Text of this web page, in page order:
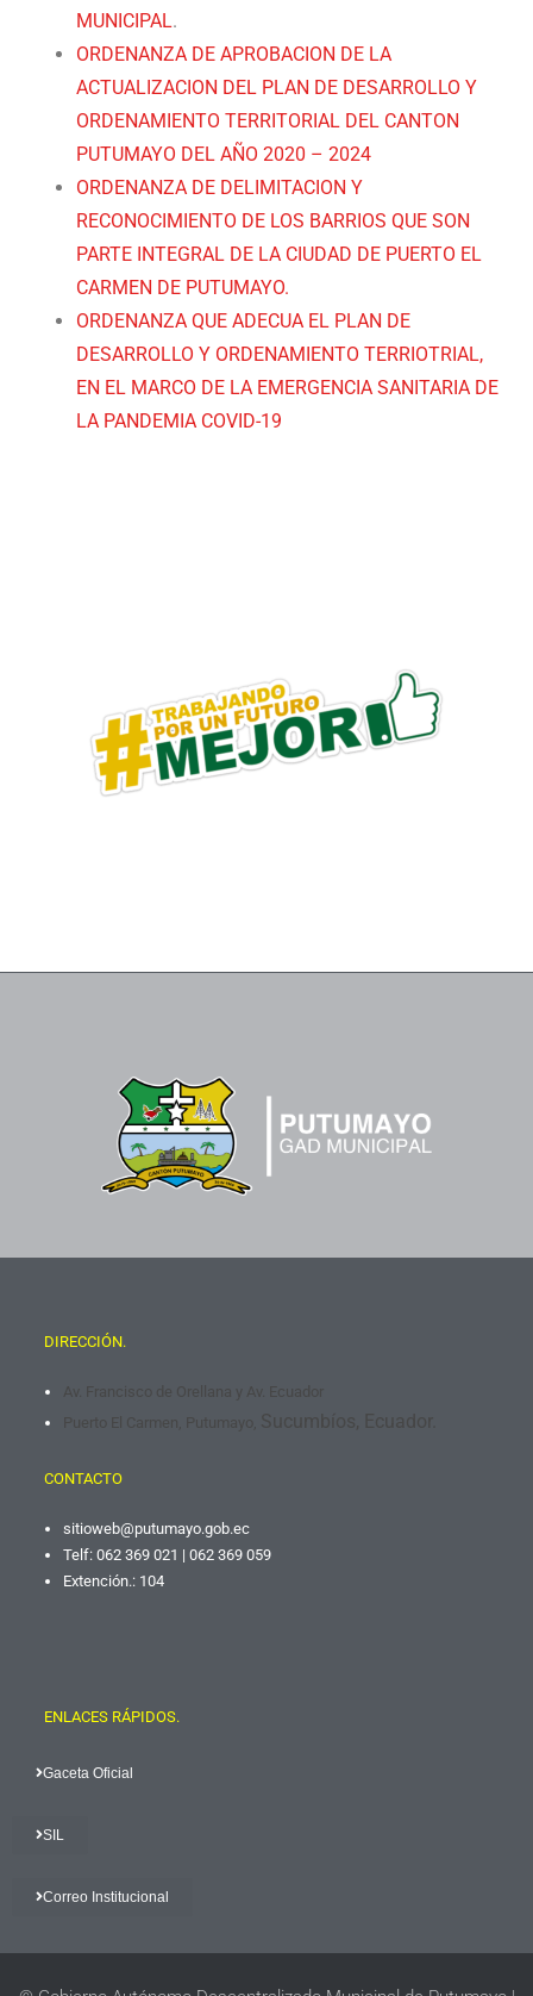
MUNICIPAL.
ORDENANZA DE APROBACION DE LA
ACTUALIZACION DEL PLAN DE DESARROLLO Y
ORDENAMIENTO TERRITORIAL DEL CANTON
PUTUMAYO DEL AÑO 2020 – 2024
ORDENANZA DE DELIMITACION Y
RECONOCIMIENTO DE LOS BARRIOS QUE SON
PARTE INTEGRAL DE LA CIUDAD DE PUERTO EL
CARMEN DE PUTUMAYO.
ORDENANZA QUE ADECUA EL PLAN DE
DESARROLLO Y ORDENAMIENTO TERRIOTRIAL,
EN EL MARCO DE LA EMERGENCIA SANITARIA DE
LA PANDEMIA COVID-19
DIRECCIÓN.
Av. Francisco de Orellana y Av. Ecuador
Puerto El Carmen, Putumayo, Sucumbíos, Ecuador.
CONTACTO
sitioweb@putumayo.gob.ec
Telf: 062 369 021 | 062 369 059
Extención.: 104
ENLACES RÁPIDOS.
Gaceta Oficial
SIL
Correo Institucional